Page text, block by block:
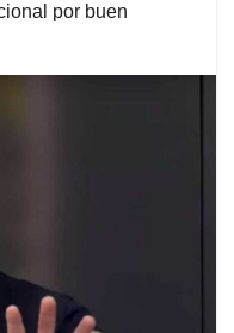
por buen